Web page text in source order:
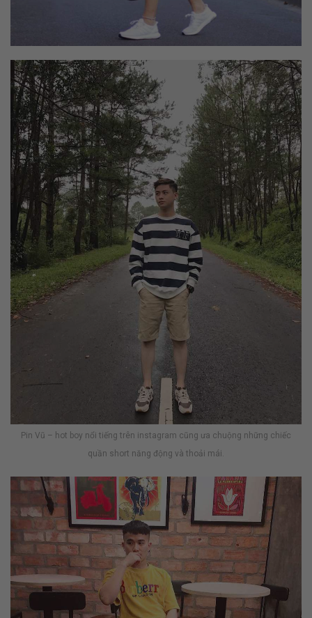
Pin Vũ – hot boy nổi tiếng trên instagram cũng ưa chuộng những chiếc
quần short năng động và thoải mái.